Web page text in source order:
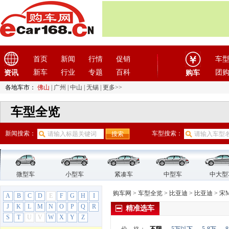
资讯
首页 新闻 行情
促销
新车
行业 专题 百科 购车
车型
团购
各地车市： 佛山 广州 中山 无锡 更多>>
车型全览
新闻搜索： 车型搜索：
微型车 小型车 紧凑车 中型车 中大
A B C D E F G H
I
J
K L M N O P Q
R
S
T U V W X Y Z
海鸥
海豚
汉L DM-i
汉L EV
秦
秦L
秦PLUS
秦Pro
秦Pro EV
驱逐舰05
宋
宋L DM-i
宋MAX
购车网 > 车型全览 > 比亚迪 > 比亚迪 > 宋
精准选车